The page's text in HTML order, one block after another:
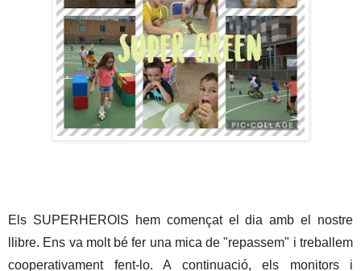
Els SUPERHEROIS hem començat el dia amb el nostre
llibre. Ens va molt bé fer una mica de "repassem" i treballem
cooperativament fent-lo. A continuació, els monitors i